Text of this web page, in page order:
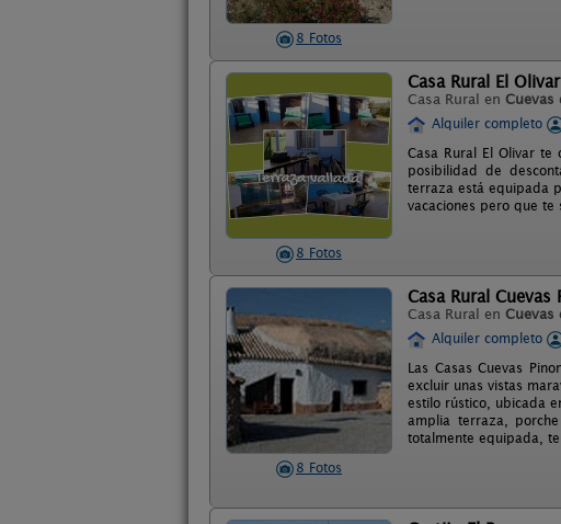
8 Fotos
8 Fotos
Casa Rural El Olivar
Casa Rural en Cuevas
Alquiler completo
Casa Rural El Olivar
posibilidad de
terraza está equipada
vacaciones pero que te
8 Fotos
Casa Rural Cuevas
Casa Rural en Cuevas
Alquiler completo
Las Casas Cuevas
excluir unas vistas
estilo rústico, ubicada
amplia terraza,
totalmente equipada,